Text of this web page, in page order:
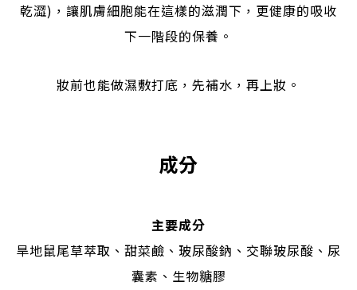
乾澀)，讓肌膚細胞能在這樣的滋潤下，更健康的吸收
下一階段的保養。
妝前也能做濕敷打底，先補水，再上妝。
成分
主要成分
旱地鼠尾草萃取、甜菜鹼、玻尿酸鈉、交聯玻尿酸、尿
囊素、生物糖膠